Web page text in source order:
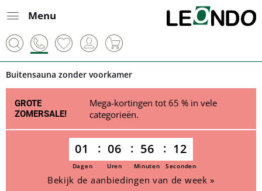
Menu
Buitensauna zonder voorkamer
GROTE
ZOMERSALE!
Mega-kortingen tot 65 % in vele
categorieën.
01 06 56 11
Dagen Uren Minuten Seconden
Bekijk de aanbiedingen van de week »